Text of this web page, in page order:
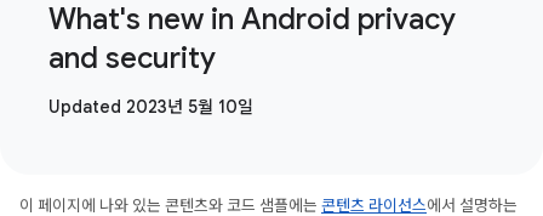
What's new in Android privacy
and security
Updated 2023년 5월 10일
이 페이지에 나와 있는 콘텐츠와 코드 샘플에는 콘텐츠 라이선스에서 설명하는